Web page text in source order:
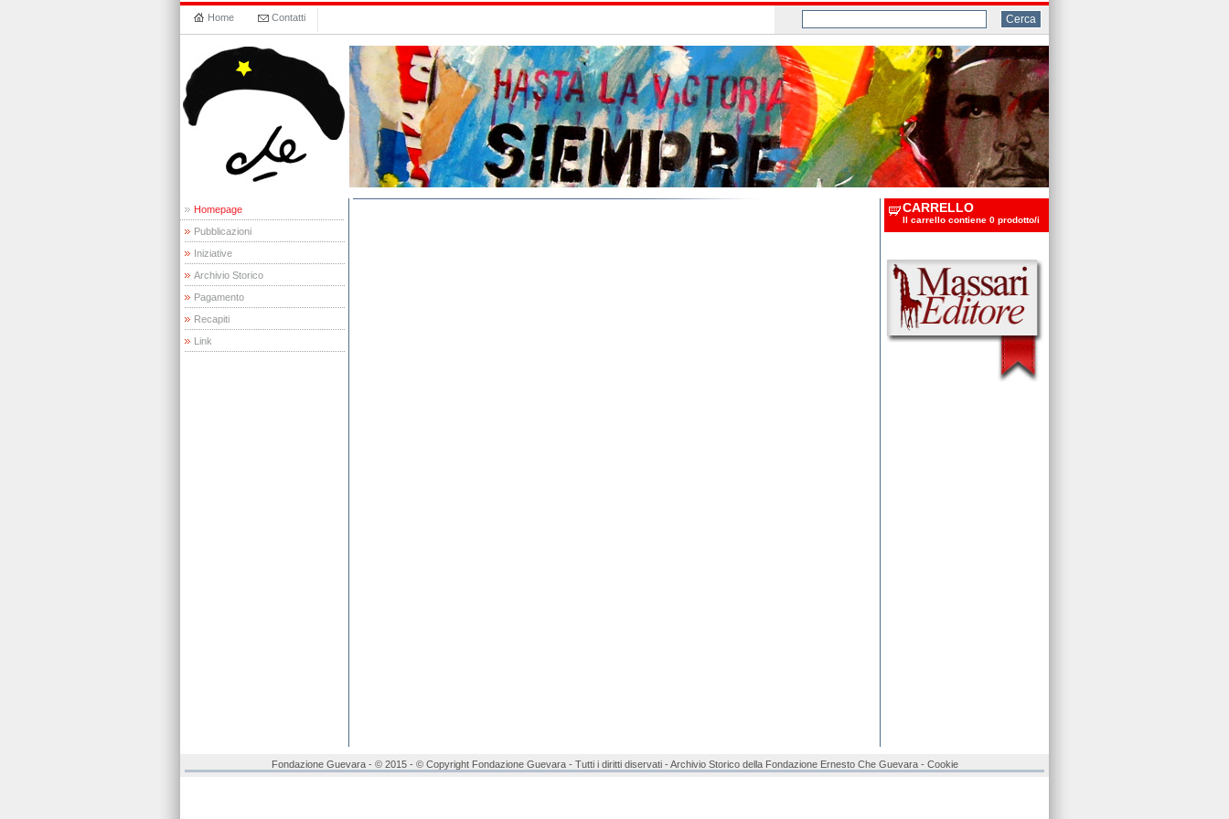
Home Contatti
Homepage
Pubblicazioni
Iniziative
Archivio Storico
Pagamento
Recapiti
Link
CARRELLO
Il carrello contiene 0 prodotto/i
Fondazione Guevara - © 2015 - © Copyright Fondazione Guevara - Tutti i diritti diservati - Archivio Storico della Fondazione Ernesto Che Guevara - Cookie